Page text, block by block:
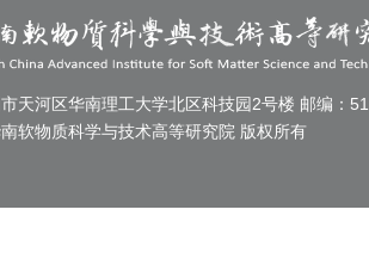
天河区华南理工大学北区科技园2号楼 邮编：
软物质科学与技术高等研究院 版权所有